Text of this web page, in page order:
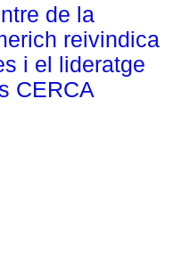
de la
reivindica
i el lideratge
CERCA